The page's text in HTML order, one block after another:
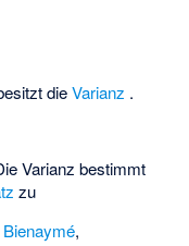
dieVarianz .
Varianz bestimmt
zu
,